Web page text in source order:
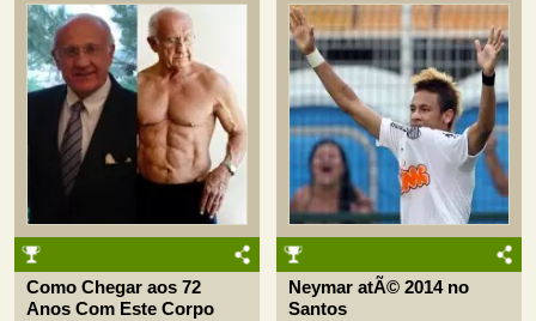
Como Chegar aos 72
Anos Com Este Corpo
Neymar atÃ© 2014 no
Santos